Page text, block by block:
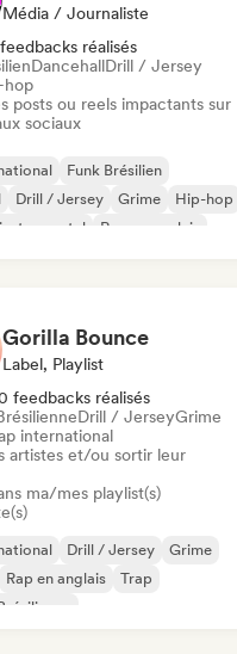
Média / Journaliste
réalisés
DancehallDrill / Jersey
hop
posts ou reels impactants sur
sociaux
Funk Brésilien
Drill / Jersey Grime
Hip-hop
Rap en anglais
Gorilla Bounce
Label, Playlist
feedbacks réalisés
Drill / JerseyGrime
international
artistes et/ou sortir leur
ma/mes playlist(s)
Drill / Jersey
Grime
Rap en anglais
Trap